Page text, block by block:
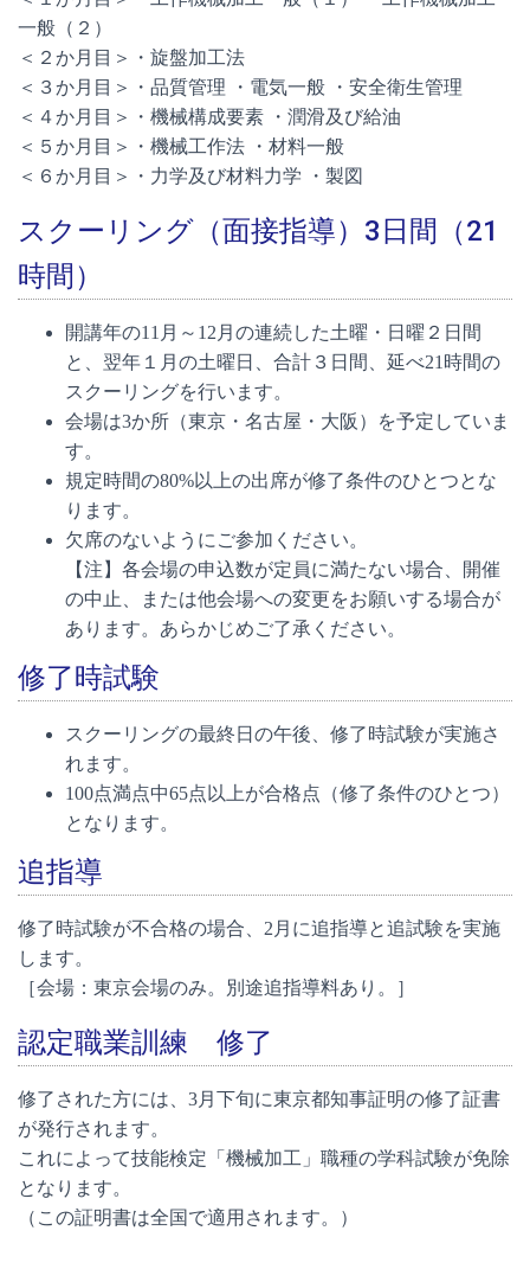
一般（２）
＜２か月目＞・旋盤加工法
＜３か月目＞・品質管理 ・電気一般 ・安全衛生管理
＜４か月目＞・機械構成要素 ・潤滑及び給油
＜５か月目＞・機械工作法 ・材料一般
＜６か月目＞・力学及び材料力学 ・製図
スクーリング（面接指導）3日間（21
時間）
開講年の11月～12月の連続した土曜・日曜２日間
と、翌年１月の土曜日、合計３日間、延べ21時間の
スクーリングを行います。
会場は3か所（東京・名古屋・大阪）を予定していま
す。
規定時間の80%以上の出席が修了条件のひとつとな
ります。
欠席のないようにご参加ください。
【注】各会場の申込数が定員に満たない場合、開催
の中止、または他会場への変更をお願いする場合が
あります。あらかじめご了承ください。
修了時試験
スクーリングの最終日の午後、修了時試験が実施さ
れます。
100点満点中65点以上が合格点（修了条件のひとつ）
となります。
追指導
修了時試験が不合格の場合、2月に追指導と追試験を実施
します。
［会場：東京会場のみ。別途追指導料あり。］
認定職業訓練 修了
修了された方には、3月下旬に東京都知事証明の修了証書
が発行されます。
これによって技能検定「機械加工」職種の学科試験が免除
となります。
（この証明書は全国で適用されます。）